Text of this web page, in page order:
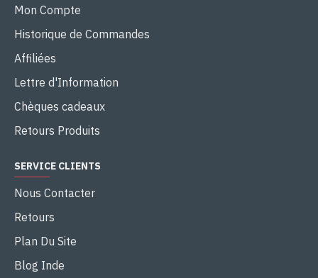
Mon Compte
Historique de Commandes
Affiliées
Lettre d'Information
Chèques cadeaux
Retours Produits
SERVICE CLIENTS
Nous Contacter
Retours
Plan Du Site
Blog Inde